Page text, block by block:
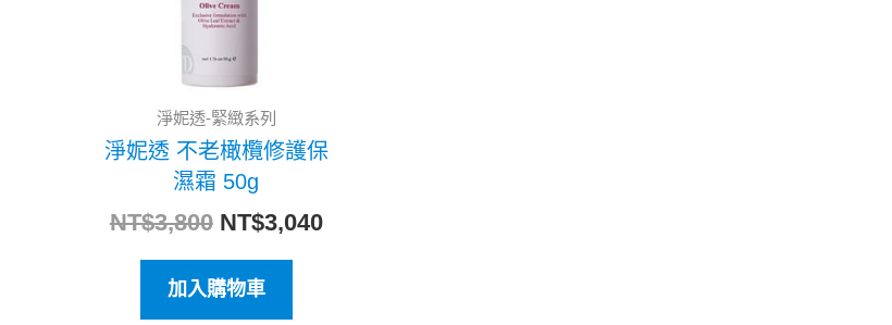
淨妮透-緊緻系列
淨妮透 不老橄欖修護保
濕霜 50g
NT$3,800 NT$3,040
加入購物車